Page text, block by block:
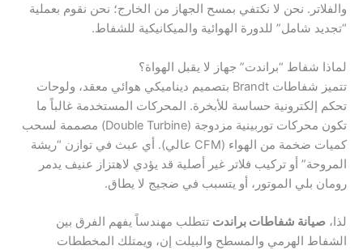
والفلاتر. نحن لا نكتفي بمسح الجهاز من الخارج؛ نحن نقوم بعملية
“تجديد شامل” للدورة الهوائية والميكانيكية للشفاط.
لماذا شفاط “براندت” جهاز لا يقبل الهواة؟
تتميز شفاطات Brandt بتصميم ديناميكي هوائي معقد، ولوحات
تحكم إلكترونية حساسة للأبخرة. المحركات المستخدمة غالباً ما
تكون محركات توربينية مزدوجة (Double Turbine) مصممة لسحب
كميات ضخمة من الهواء (CFM عالي). أي عبث في توازن “ريشة
المروحة” أو تركيب فلاتر غير أصلية قد يؤدي لاهتزاز عنيف يدمر
رومان بلي الموتور، أو يتسبب في ضجيج لا يطاق.
لذا، صيانة شفاطات براندت تتطلب مهندساً يفهم الفرق بين
الشفاط الهرمي والمسطح والبيلت إن، ويمتلك المخططات